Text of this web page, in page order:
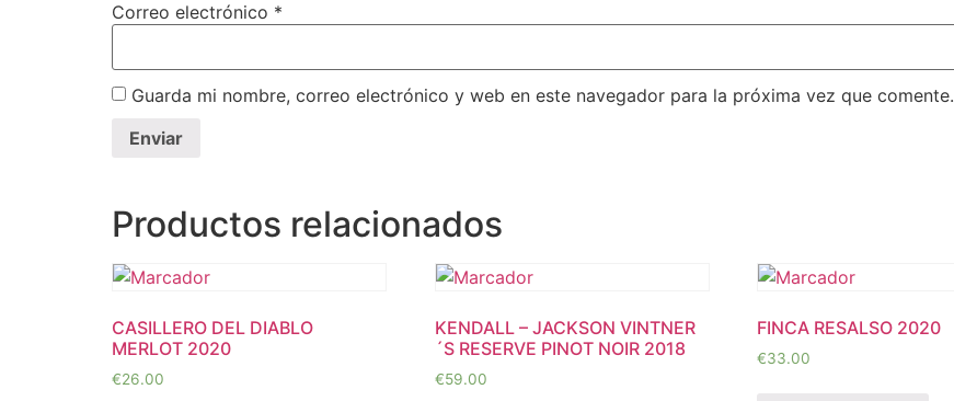
Correo electrónico *
Guarda mi nombre, correo electrónico y web en este navegador para la próxima vez que comente.
Productos relacionados
CASILLERO DEL DIABLO
MERLOT 2020
€26.00
KENDALL – JACKSON VINTNER
´S RESERVE PINOT NOIR 2018
€59.00
FINCA RESALSO 2020
€33.00